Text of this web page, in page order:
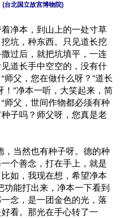
(台北国立故宫博物院)
净本，到山上的一处寸草
坑，种东西。只见道长挖
过后，就把坑填平，一连
道长手中空空的，没有什
师父，您在做什么呀？”道长
！”净本一听，大笑起来，简
师父，世间作物都必须有种
子吗？师父呀，您真是老
，当然也有种子呀。德的种
个善念，打在手上，就是
如，我现在想，希望净本
能打出来，净本一下看到
念，是一团金色的光，落
看。那光在手心转了一